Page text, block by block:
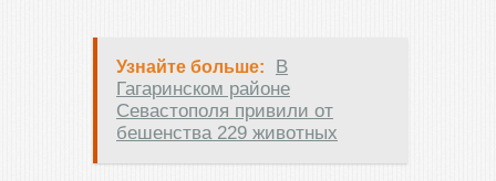
Узнайте больше:
В
Гагаринском районе
Севастополя привили от
бешенства 229 животных